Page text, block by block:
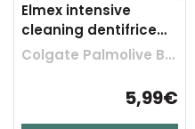
Elmex intensive
cleaning dentifrice
tube 50ml
Colgate Palmolive Belgium
5,99€